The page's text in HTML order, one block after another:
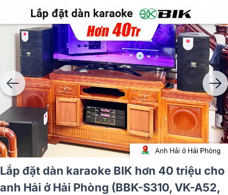
Lắp đặt dàn karaoke BIK gần 30tr cho
anh Thành tại Hà Nội (BIK BSP 410II,
VM620A, VK-R51, VK-M51)